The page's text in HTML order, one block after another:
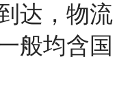
达，物流
般均含国